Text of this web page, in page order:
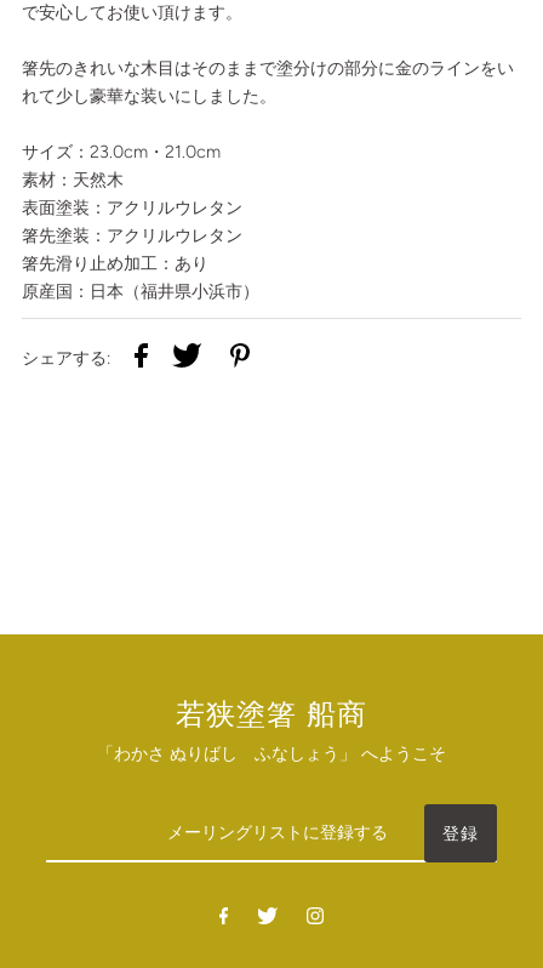
で安心してお使い頂けます。
箸先のきれいな木目はそのままで塗分けの部分に金のラインをい
れて少し豪華な装いにしました。
サイズ：23.0cm・21.0cm
素材：天然木
表面塗装：アクリルウレタン
箸先塗装：アクリルウレタン
箸先滑り止め加工：あり
原産国：日本（福井県小浜市）
シェアする:
若狭塗箸 船商
「わかさ ぬりばし ふなしょう」 へようこそ